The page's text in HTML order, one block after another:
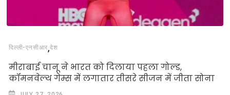
दिल्‍ली-एनसीआर,देश
मीराबाई चानू ने भारत को दिलाया पहला गोल्ड,
कॉमनवेल्थ गेम्स में लगातार तीसरे सीजन में जीता सोना